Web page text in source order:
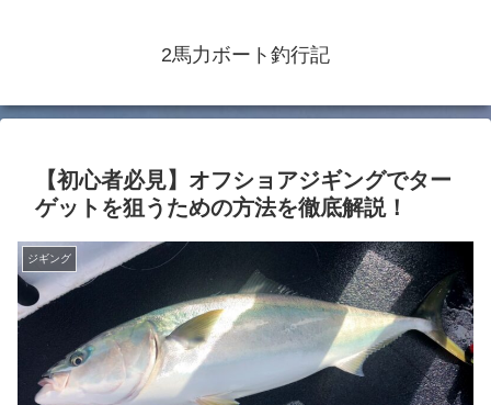
2馬力ボート釣行記
【初心者必見】オフショアジギングでター
ゲットを狙うための方法を徹底解説！
ジギング